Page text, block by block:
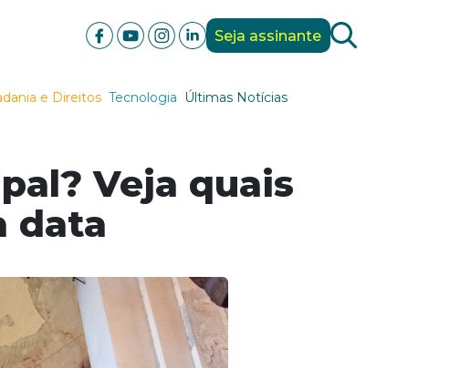
Seja assinante
e Direitos Tecnologia Últimas Notícias
Veja quais
data